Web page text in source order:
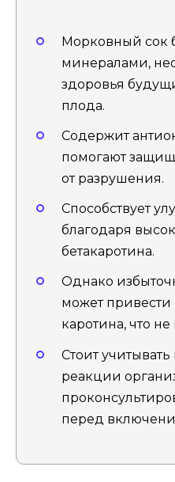
Морковный сок
минералами,
здоровья
плода.
Содержит
помогают
от разрушения.
Способствует
благодаря
бетакаротина.
Однако
может
каротина, что
Стоит
реакции
перед